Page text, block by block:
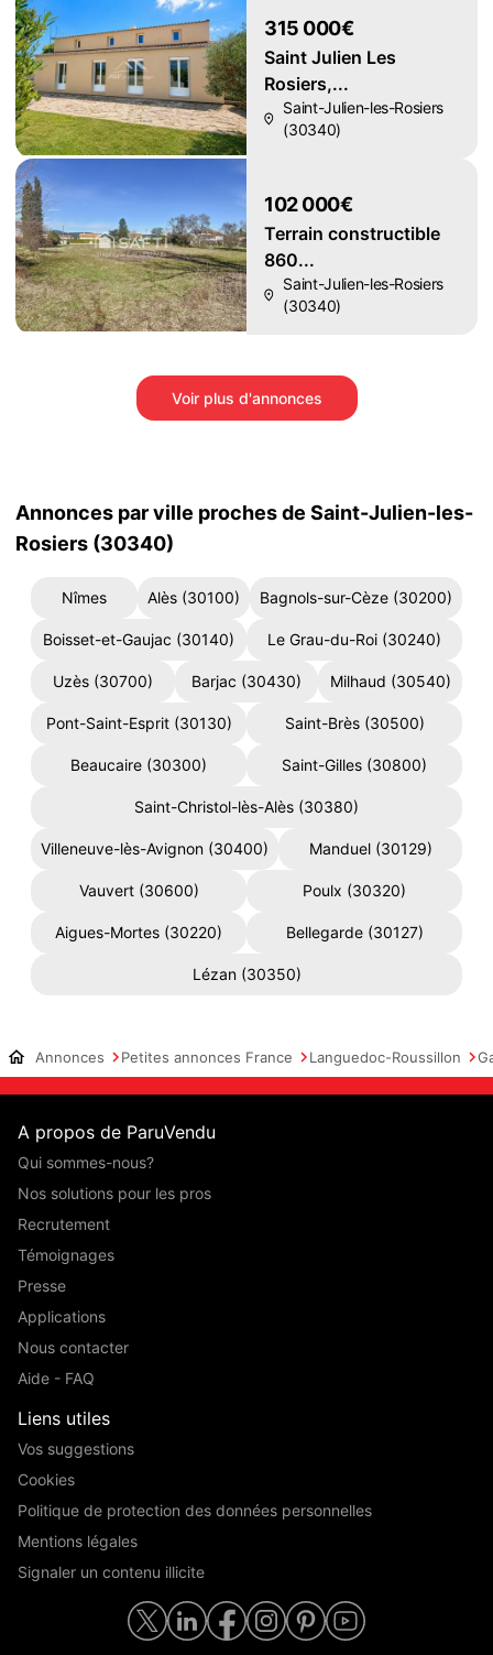
315 000€
Saint Julien Les
Rosiers,...
Saint-Julien-les-Rosiers
(30340)
102 000€
Terrain constructible
860...
Saint-Julien-les-Rosiers
(30340)
Voir plus d'annonces
Annonces par ville proches de Saint-Julien-les-
Rosiers (30340)
Nîmes Alès (30100) Bagnols-sur-Cèze (30200)
Boisset-et-Gaujac (30140) Le Grau-du-Roi (30240)
Uzès (30700) Barjac (30430) Milhaud (30540)
Pont-Saint-Esprit (30130) Saint-Brès (30500)
Beaucaire (30300) Saint-Gilles (30800)
Saint-Christol-lès-Alès (30380)
Villeneuve-lès-Avignon (30400) Manduel (30129)
Vauvert (30600) Poulx (30320)
Aigues-Mortes (30220) Bellegarde (30127)
Lézan (30350)
Annonces Petites annonces France Languedoc-Roussillon
A propos de ParuVendu
Qui sommes-nous?
Nos solutions pour les pros
Recrutement
Témoignages
Presse
Applications
Nous contacter
Aide - FAQ
Liens utiles
Vos suggestions
Cookies
Politique de protection des données personnelles
Mentions légales
Signaler un contenu illicite